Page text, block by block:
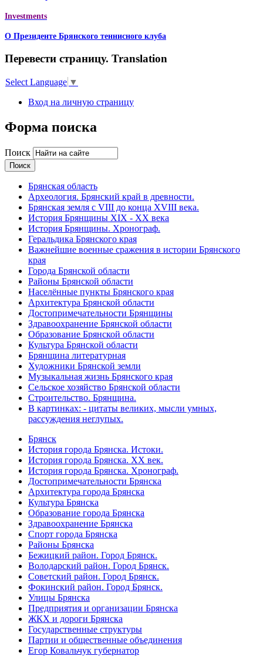
Investments
О Президенте Брянского теннисного клуба
Перевести страницу. Translation
Select Language ▼
Вход на личную страницу
Форма поиска
Поиск
Брянская область
Археология. Брянский край в древности.
Брянская земля с VIII до конца XVIII века.
История Брянщины XIX - XX века
История Брянщины. Хронограф.
Геральдика Брянского края
Важнейшие военные сражения в истории Брянского
края
Города Брянской области
Районы Брянской области
Населённые пункты Брянского края
Архитектура Брянской области
Достопримечательности Брянщины
Здравоохранение Брянской области
Образование Брянской области
Культура Брянской области
Брянщина литературная
Художники Брянской земли
Музыкальная жизнь Брянского края
Сельское хозяйство Брянской области
Строительство. Брянщина.
В картинках: - цитаты великих, мысли умных,
рассуждения неглупых.
Брянск
История города Брянска. Истоки.
История города Брянска. XX век.
История города Брянска. Хронограф.
Достопримечательности Брянска
Архитектура города Брянска
Культура Брянска
Образование города Брянска
Здравоохранение Брянска
Спорт города Брянска
Районы Брянска
Бежицкий район. Город Брянск.
Володарский район. Город Брянск.
Советский район. Город Брянск.
Фокинский район. Город Брянск.
Улицы Брянска
Предприятия и организации Брянска
ЖКХ и дороги Брянска
Государственные структуры
Партии и общественные объединения
Егор Ковальчук губернатор